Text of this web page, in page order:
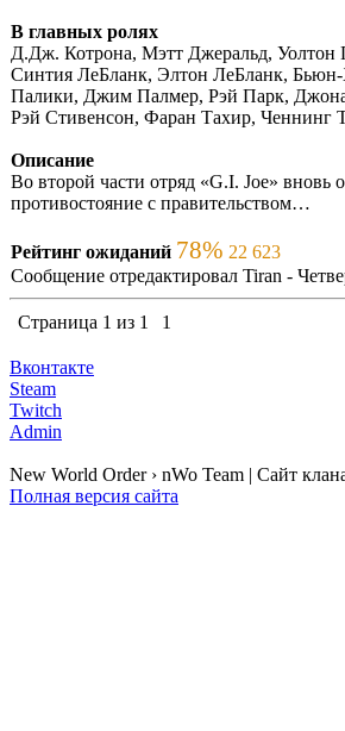
В главных ролях
Д.Дж. Котрона, Мэтт Джеральд,
Синтия ЛеБланк, Элтон ЛеБланк,
Палики, Джим Палмер, Рэй Парк,
Рэй Стивенсон, Фаран Тахир,
Описание
Во второй части отряд «G.I. Joe» вновь
противостояние с правительством…
Рейтинг ожиданий 78% 22 623
Сообщение отредактировал Tiran -
Страница 1 из 1 1
Вконтакте
Steam
Twitch
Admin
New World Order › nWo Team | Сайт
Полная версия сайта